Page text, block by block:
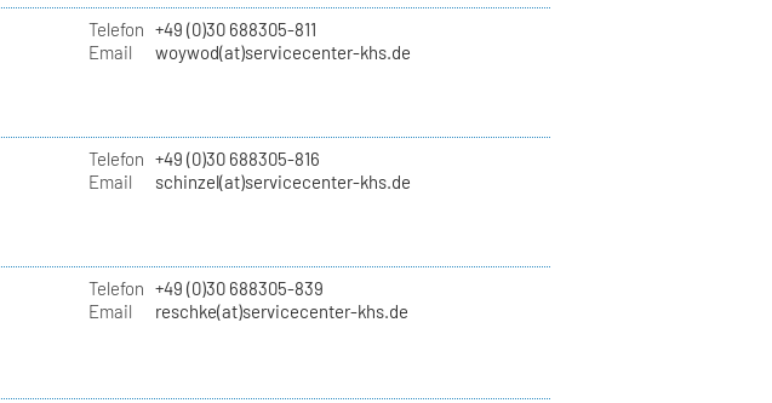
Telefon +49 (0)30 688305-811
Email
woywod(at)servicecenter-khs.de
Telefon +49 (0)30 688305-816
Email
schinzel(at)servicecenter-khs.de
Telefon +49 (0)30 688305-839
Email
reschke(at)servicecenter-khs.de